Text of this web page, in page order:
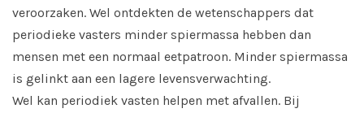
veroorzaken. Wel ontdekten de wetenschappers dat
periodieke vasters minder spiermassa hebben dan
mensen met een normaal eetpatroon. Minder spiermassa
is gelinkt aan een lagere levensverwachting.
Wel kan periodiek vasten helpen met afvallen. Bij